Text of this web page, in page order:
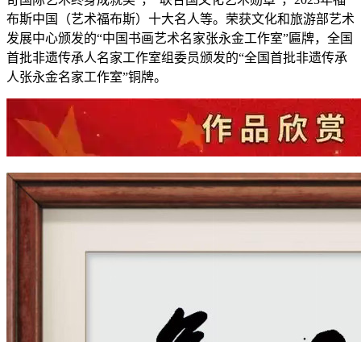
布斯中国（艺术福布斯）十大名人等。荣获文化和旅游部艺术
发展中心颁发的“中国书画艺术名家张永金工作室”匾牌，全国
首批非遗传承人名家工作室组委员颁发的“全国首批非遗传承
人张永金名家工作室”铜牌。